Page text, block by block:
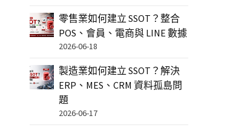
零售業如何建立 SSOT？整合
POS、會員、電商與 LINE 數據
2026-06-18
製造業如何建立 SSOT？解決
ERP、MES、CRM 資料孤島問
題
2026-06-17